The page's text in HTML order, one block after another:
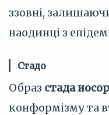
ззовні,
наодинці з
Стадо
Образ стада
конформізму та